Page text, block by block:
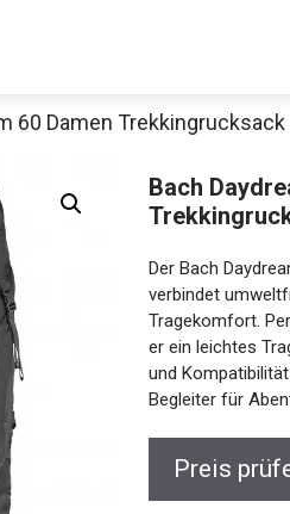
60 Damen Trekkingrucksack
Bach
Der Bach
verbindet
Tragekomfort.
bietet er ein
Regenhülle und
Dein idealer
Preis
Schaue dir jetzt die